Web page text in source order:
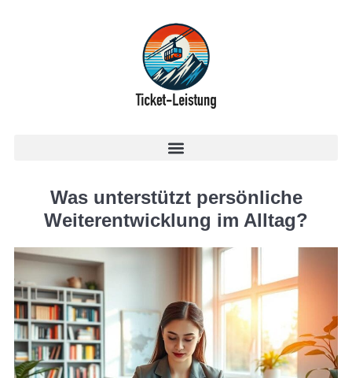
Was unterstützt persönliche
Weiterentwicklung im Alltag?